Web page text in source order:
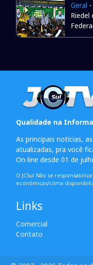
Geral -
Riedel
Qualidade na
As principais notícias,
atualizadas, pra você
On-line desde 01 de
O JCSul Não se
econômicas/clima
Links
Comercial
Contato